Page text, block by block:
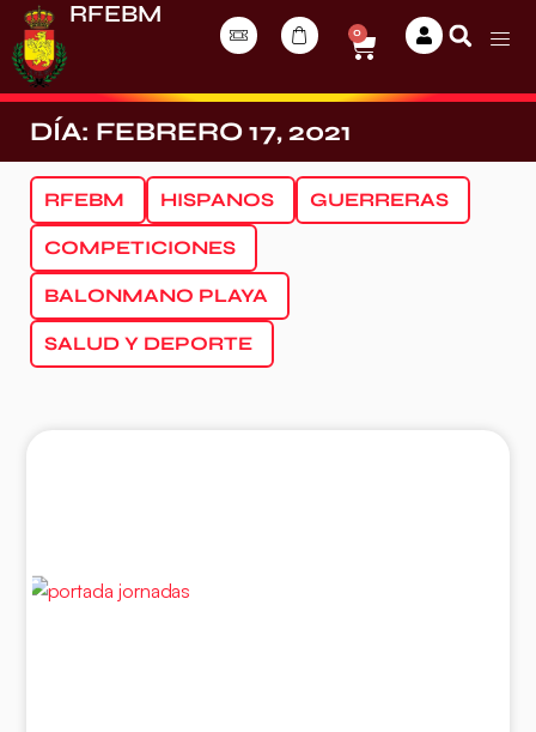
RFEBM
0
DÍA: FEBRERO 17, 2021
RFEBM HISPANOS GUERRERAS
COMPETICIONES
BALONMANO PLAYA
SALUD Y DEPORTE